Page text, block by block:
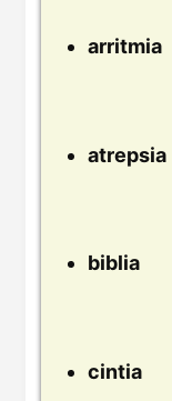
arritmia
atrepsia
biblia
cintia